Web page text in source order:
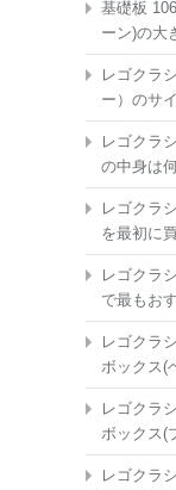
基礎板
ーン)の大
レゴクラ
ー）のサ
レゴクラ
の中身は
レゴクラ
を最初に
レゴクラ
で最もお
レゴクラ
ボックス(
レゴクラ
ボックス(
レゴクラ